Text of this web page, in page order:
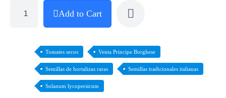
Add to Cart
Tomates secos Venta Principe Borghese
Semillas de hortalizas raras Semillas tradicionales italianas
Solanum lycopersicum